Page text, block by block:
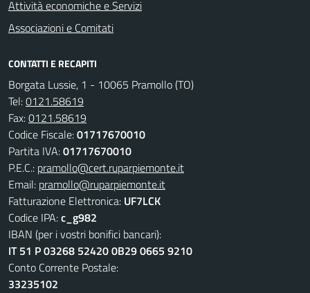
Attività economiche e Servizi
Associazioni e Comitati
CONTATTI E RECAPITI
Borgata Lussie, 1 - 10065 Pramollo (TO)
Tel:0121.58619
Fax:0121.58619
Codice Fiscale:01717670010
Partita IVA:01717670010
P.E.C.: pramollo@cert.ruparpiemonte.it
Email: pramollo@ruparpiemonte.it
Fatturazione Elettronica: UF7LCK
Codice IPA:c_g982
IBAN (per i vostri bonifici bancari):
IT 51 P 03268 52420 0B29 0665 9210
Conto Corrente Postale:
33235102